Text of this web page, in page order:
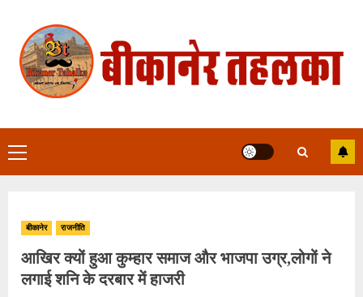
content
Primary
Menu
बीकानेर राजनीति
आखिर क्यों हुआ कुम्हार समाज और भाजपा उग्र,लोगों ने
लगाई शनि के दरबार में हाजरी